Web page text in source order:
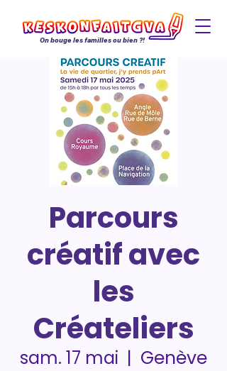
On bouge les familles ou bien ?!
Parcours
créatif avec
les
Créateliers
sam. 17 mai
  |
Genève